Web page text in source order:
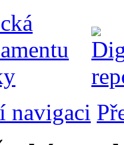
navigaci